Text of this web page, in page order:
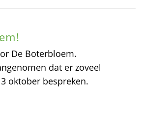
De Boterbloem.
dat er zoveel
oktober bespreken.